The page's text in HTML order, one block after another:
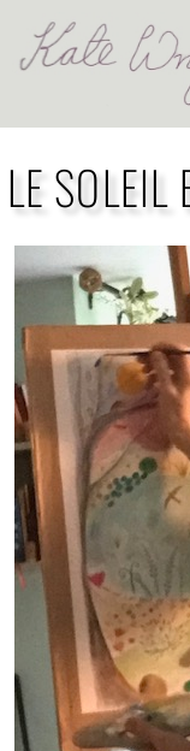
LE SOLEIL